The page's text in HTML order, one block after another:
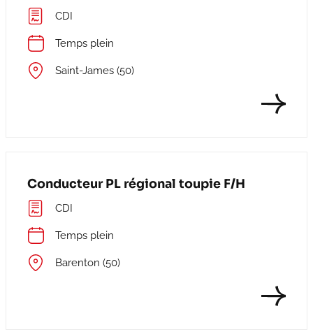
CDI
Temps plein
Saint-James (50)
Conducteur PL régional toupie F/H
CDI
Temps plein
Barenton (50)